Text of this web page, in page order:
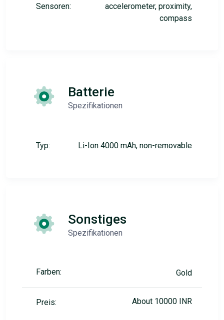
Sensoren:
accelerometer, proximity,
compass
Batterie
Spezifikationen
Typ: Li-Ion 4000 mAh, non-removable
Sonstiges
Spezifikationen
Farben: Gold
Preis: About 10000 INR